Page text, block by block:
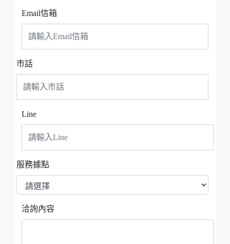
Email信箱
市話
Line
服務據點
洽詢內容